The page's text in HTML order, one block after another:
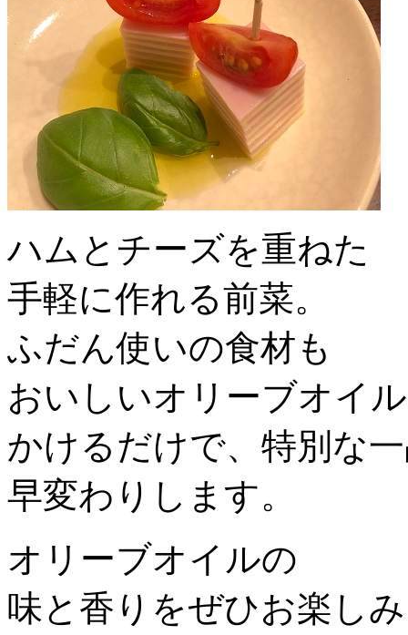
ハムとチーズを重ねた
手軽に作れる前菜。
ふだん使いの食材も
おいしいオリーブオイ
かけるだけで、特別な
早変わりします。
オリーブオイルの
味と香りをぜひお楽し